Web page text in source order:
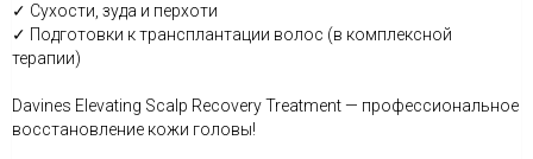
✓ Сухости, зуда и перхоти
✓ Подготовки к трансплантации волос (в комплексной
терапии)
Davines Elevating Scalp Recovery Treatment — профессиональное
восстановление кожи головы!